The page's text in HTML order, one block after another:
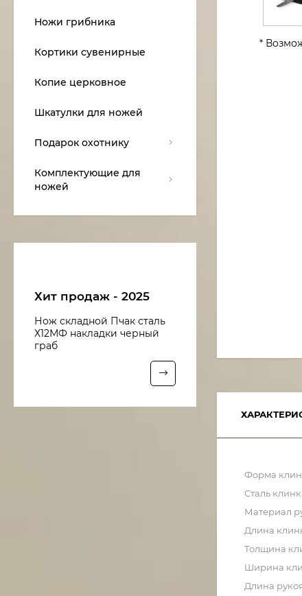
*
Форма
Сталь
Материал
Длина
Толщина
Ширина
Длина
Ножи грибника
Кортики сувенирные
Копие церковное
Шкатулки для ножей
Подарок охотнику
Комплектующие для
ножей
Хит продаж - 2025
Нож складной Пчак сталь
Х12МФ накладки черный
граб